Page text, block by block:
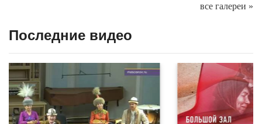
все галереи »
Последние видео